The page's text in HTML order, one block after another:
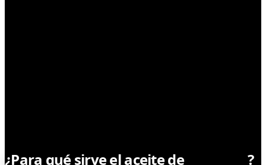
¿Para qué sirve el aceite de cannabis?